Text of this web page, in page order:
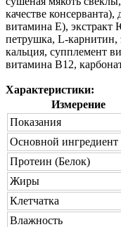
качестве
витамина Е), экстракт
петрушка, L-карнитин,
кальция, супплемент
витамина В12,
Характеристики:
Измерение
Показания
Основной ингредиент
Протеин (Белок)
Жиры
Клетчатка
Влажность